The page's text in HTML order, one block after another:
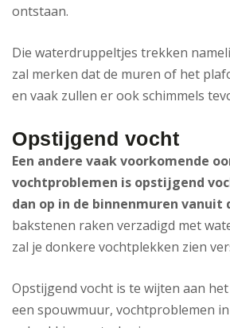
ontstaan.
Die waterdruppeltjes trekken
zal merken dat de muren of het
en vaak zullen er ook schimmels
Opstijgend vocht
Een andere vaak voorkomende
vochtproblemen is opstijgend
dan op in de binnenmuren vanuit
bakstenen raken verzadigd met
zal je donkere vochtplekken zien
Opstijgend vocht is te wijten aan
een spouwmuur, vochtproblemen